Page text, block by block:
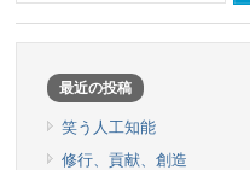
最近の投稿
笑う人工知能
修行、貢献、創造